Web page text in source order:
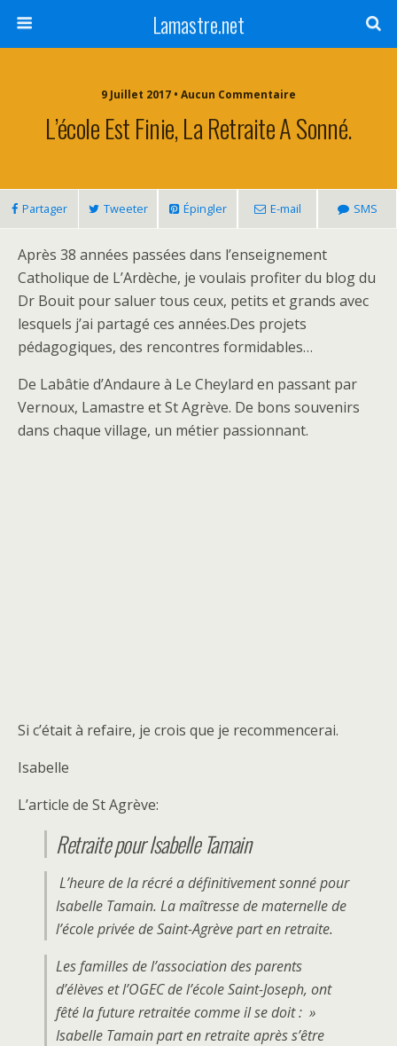
Lamastre.net
9 Juillet 2017 • Aucun Commentaire
L’école Est Finie, La Retraite A Sonné.
Partager Tweeter Épingler E-mail SMS
Après 38 années passées dans l’enseignement
Catholique de L’Ardèche, je voulais profiter du blog du
Dr Bouit pour saluer tous ceux, petits et grands avec
lesquels j’ai partagé ces années.Des projets
pédagogiques, des rencontres formidables…
De Labâtie d’Andaure à Le Cheylard en passant par
Vernoux, Lamastre et St Agrève. De bons souvenirs
dans chaque village, un métier passionnant.
Si c’était à refaire, je crois que je recommencerai.
Isabelle
L’article de St Agrève:
Retraite pour Isabelle Tamain
L’heure de la récré a définitivement sonné pour
Isabelle Tamain. La maîtresse de maternelle de
l’école privée de Saint-Agrève part en retraite.
Les familles de l’association des parents
d’élèves et l’OGEC de l’école Saint-Joseph, ont
fêté la future retraitée comme il se doit : »
Isabelle Tamain part en retraite après s’être